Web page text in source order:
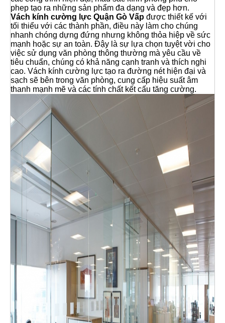
phep tạo ra những sản phẩm đa dạng và đẹp hơn.
Vách kính cường lực Quận Gò Vấp được thiết kế với
tối thiểu với các thành phần, điều này làm cho chúng
nhanh chóng dựng đứng nhưng không thỏa hiệp về sức
mạnh hoặc sự an toàn. Đậy là sự lựa chọn tuyệt vời cho
việc sử dụng văn phòng thông thường mà yêu cầu về
tiêu chuẩn, chúng có khả năng cạnh tranh và thích nghi
cao. Vách kính cường lực tạo ra đường nét hiện đại và
sạch sẽ bên trong văn phòng, cung cấp hiệu suất âm
thanh mạnh mẽ và các tính chất kết cấu tăng cường.